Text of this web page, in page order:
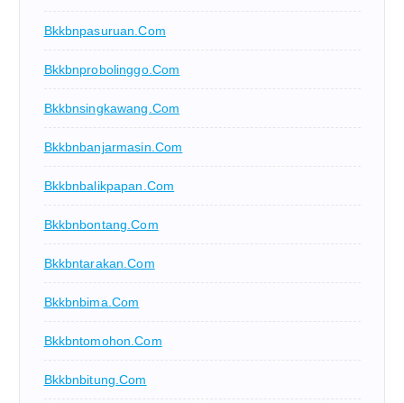
Bkkbnpasuruan.com
Bkkbnprobolinggo.com
Bkkbnsingkawang.com
Bkkbnbanjarmasin.com
Bkkbnbalikpapan.com
Bkkbnbontang.com
Bkkbntarakan.com
Bkkbnbima.com
Bkkbntomohon.com
Bkkbnbitung.com